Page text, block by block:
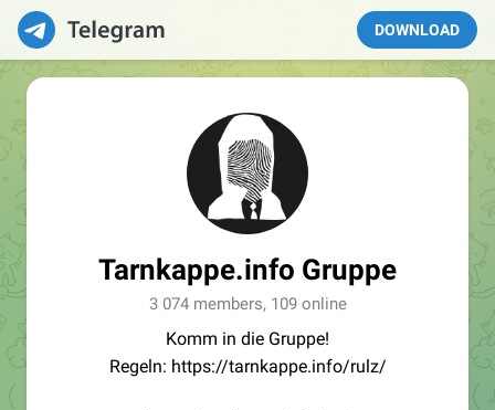
DOWNLOAD
Tarnkappe.info Gruppe
3 074 members, 109 online
Komm in die Gruppe!
Regeln: https://tarnkappe.info/rulz/